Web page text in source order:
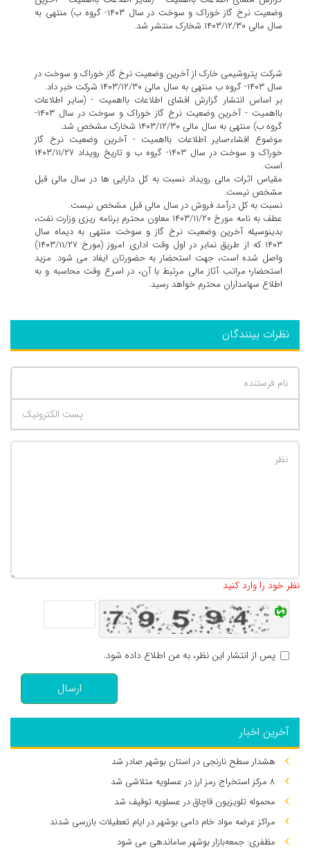
وضعیت نرخ گاز خوراک و سوخت در سال ۱۴۰۳- گروه ب) منتهی به
سال مالی ۱۴۰۳/۱۲/۳۰ شخارک منتشر شد.
شرکت پتروشیمی خارک از آخرین وضعیت نرخ گاز خوراک و سوخت در
سال ۱۴۰۳- گروه ب منتهی به سال مالی ۱۴۰۳/۱۲/۳۰ شرکت خبر داد.
بر اساس انتشار گزارش افشای اطلاعات بااهمیت - (سایر اطلاعات
بااهمیت - آخرین وضعیت نرخ گاز خوراک و سوخت در سال ۱۴۰۳-
گروه ب) منتهی به سال مالی ۱۴۰۳/۱۲/۳۰ شخارک مشخص شد.
موضوع افشاء؛سایر اطلاعات بااهمیت - آخرین وضعیت نرخ گاز
خوراک و سوخت در سال ۱۴۰۳- گروه ب و تاریخ رویداد ۱۴۰۳/۱۱/۲۷
است.
مقیاس اثرات مالی رویداد نسبت به کل دارایی ها در سال مالی قبل
مشخص نیست.
نسبت به کل درآمد فروش در سال مالی قبل مشخص نیست.
عطف به نامه مورخ ۱۴۰۳/۱۱/۲۰ معاون محترم برنامه ریزی وزارت نفت،
بدینوسیله آخرین وضعیت نرخ گاز و سوخت منتهی به دیماه سال
۱۴۰۳ که از طریق نمابر در اول وقت اداری امروز (مورخ ۱۴۰۳/۱۱/۲۷)
واصل شده است، جهت استحضار به حضورتان ایفاد می شود. مزید
استحضار؛ مراتب آثاز مالی مرتبط با آن، در اسرع وقت محاسبه و به
اطلاع سهامداران محترم خواهد رسید.
نظرات بینندگان
نظر خود را وارد کنید
پس از انتشار این نظر، به من اطلاع داده شود.
ارسال
آخرین اخبار
هشدار سطح نارنجی در استان بوشهر صادر شد
۸ مرکز استخراج رمز ارز در عسلویه متلاشی شد
محموله تلویزیون قاچاق در عسلویه توقیف شد
مراکز عرضه مواد خام دامی بوشهر در ایام تعطیلات بازرسی شدند
مظفری: جمعه‌بازار بوشهر ساماندهی می‌ شود